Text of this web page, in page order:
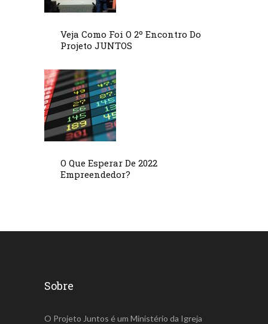
Veja Como Foi O 2º Encontro Do
Projeto JUNTOS
O Que Esperar De 2022
Empreendedor?
Sobre
O Projeto Juntos é um Ministério da Igreja